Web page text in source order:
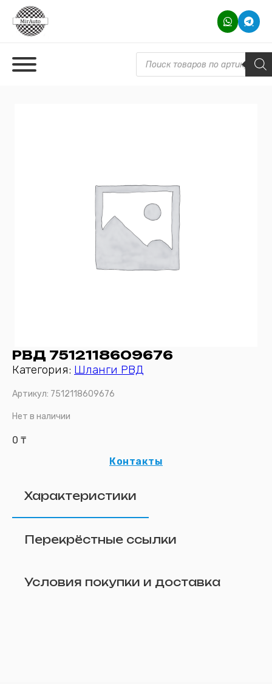
Поиск товаров
РВД 7512118609676
Категория: Шланги РВД
Артикул: 7512118609676
Нет в наличии
0 ₸
Контакты
Характеристики
Перекрёстные ссылки
Условия покупки и доставка